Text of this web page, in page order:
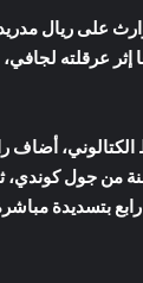
على ريال
إثر عرقلته
أضاف
من جول كوندي،
بتسديدة